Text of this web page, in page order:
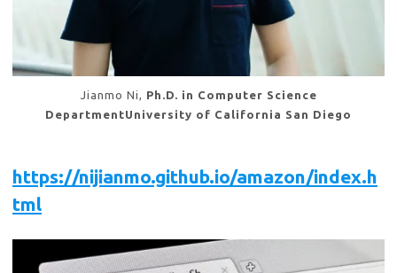
Jianmo Ni, Ph.D. in Computer Science
DepartmentUniversity of California San Diego
https://nijianmo.github.io/amazon/index.h
tml